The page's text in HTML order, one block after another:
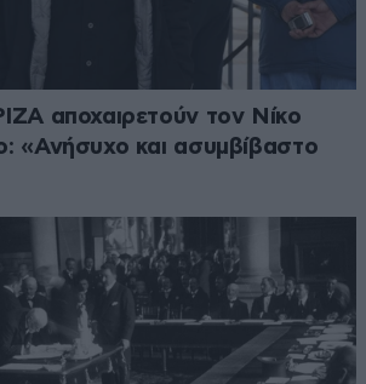
αποχαιρετούν τον Νίκο
«Ανήσυχο και ασυμβίβαστο